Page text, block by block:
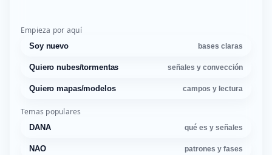
Empieza por aquí
Soy nuevo bases claras
Quiero nubes/tormentas señales y convección
Quiero mapas/modelos campos y lectura
Temas populares
DANA qué es y señales
NAO patrones y fases